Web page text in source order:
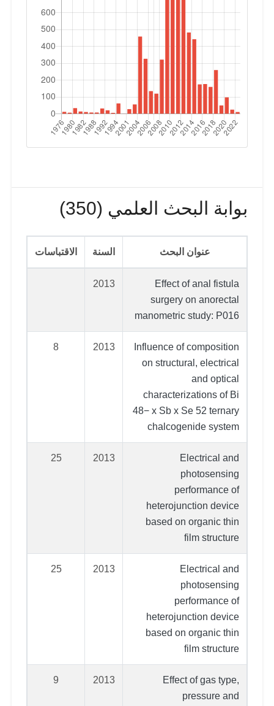
بوابة البحث العلمي (350)
عنوان البحث السنة الاقتباسات
Effect of anal fistula
surgery on anorectal
manometric study: P016
2013
Influence of composition
on structural, electrical
and optical
characterizations of Bi
48− x Sb x Se 52 ternary
chalcogenide system
2013
8
Electrical and
photosensing
performance of
heterojunction device
based on organic thin
film structure
2013
25
Electrical and
photosensing
performance of
heterojunction device
based on organic thin
film structure
2013
25
Effect of gas type,
pressure and
2013
9